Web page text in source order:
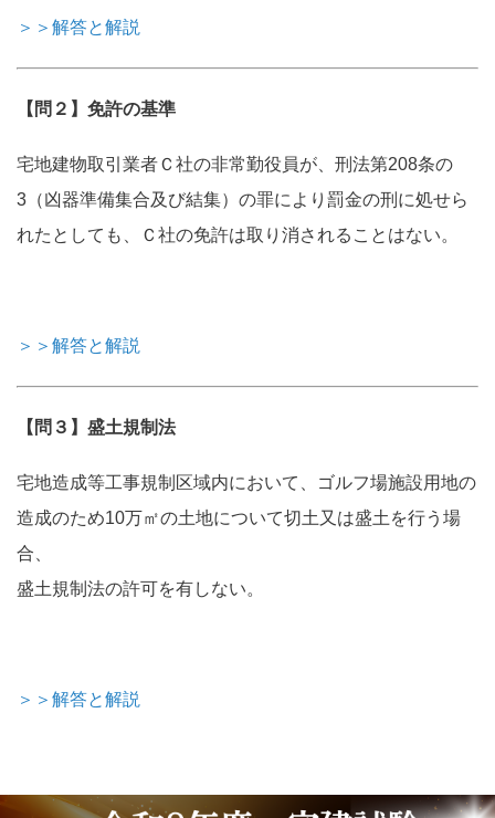
＞＞解答と解説
【問２】免許の基準
宅地建物取引業者Ｃ社の非常勤役員が、刑法第208条の
3（凶器準備集合及び結集）の罪により罰金の刑に処せら
れたとしても、Ｃ社の免許は取り消されることはない。
＞＞解答と解説
【問３】盛土規制法
宅地造成等工事規制区域内において、ゴルフ場施設用地の
造成のため10万㎡の土地について切土又は盛土を行う場
合、
盛土規制法の許可を有しない。
＞＞解答と解説